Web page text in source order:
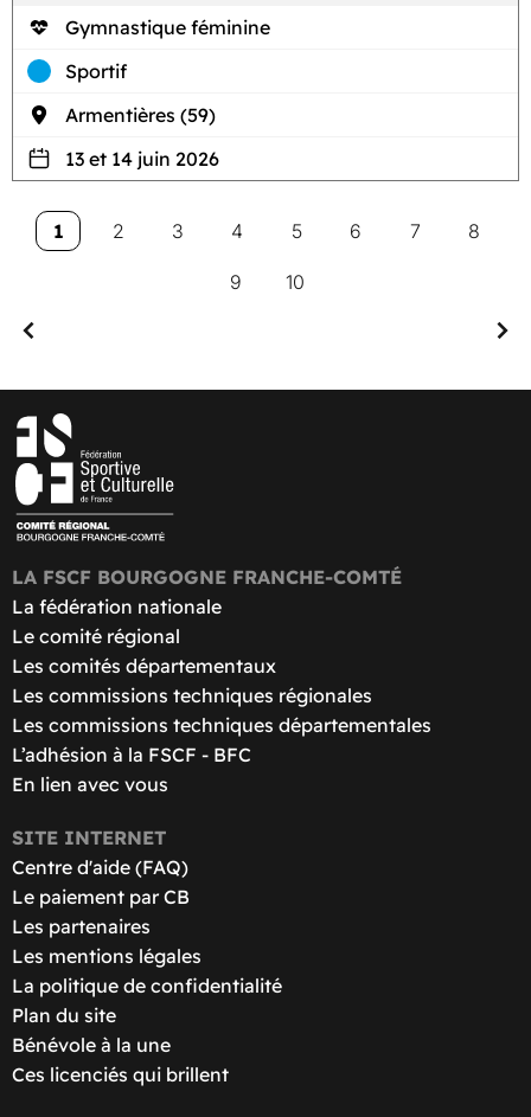
Gymnastique féminine
Sportif
Armentières (59)
13 et 14 juin 2026
1 2 3 4 5 6 7 8
9 10
LA FSCF BOURGOGNE FRANCHE-COMTÉ
La fédération nationale
Le comité régional
Les comités départementaux
Les commissions techniques régionales
Les commissions techniques départementales
L’adhésion à la FSCF - BFC
En lien avec vous
SITE INTERNET
Centre d'aide (FAQ)
Le paiement par CB
Les partenaires
Les mentions légales
La politique de confidentialité
Plan du site
Bénévole à la une
Ces licenciés qui brillent